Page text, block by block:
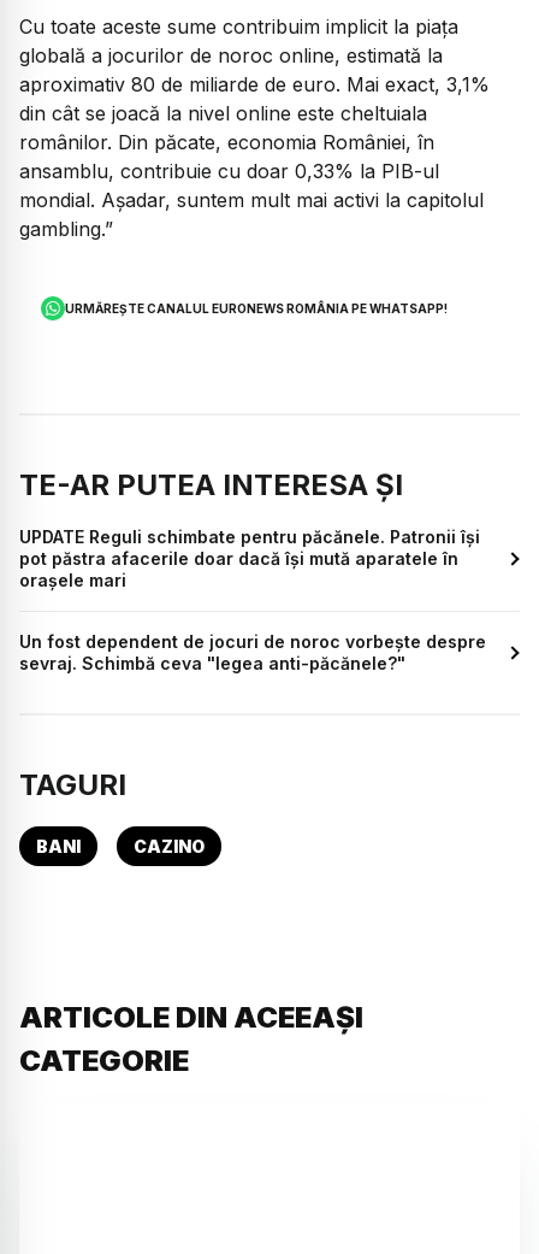
Cu toate aceste sume contribuim implicit la piața
globală a jocurilor de noroc online, estimată la
aproximativ 80 de miliarde de euro. Mai exact, 3,1%
din cât se joacă la nivel online este cheltuiala
românilor. Din păcate, economia României, în
ansamblu, contribuie cu doar 0,33% la PIB-ul
mondial. Așadar, suntem mult mai activi la capitolul
gambling.”
URMĂREȘTE CANALUL EURONEWS ROMÂNIA PE WHATSAPP!
TE-AR PUTEA INTERESA ȘI
UPDATE Reguli schimbate pentru păcănele. Patronii își
pot păstra afacerile doar dacă își mută aparatele în
orașele mari
Un fost dependent de jocuri de noroc vorbește despre
sevraj. Schimbă ceva "legea anti-păcănele?"
TAGURI
BANI CAZINO
ARTICOLE DIN ACEEAȘI
CATEGORIE